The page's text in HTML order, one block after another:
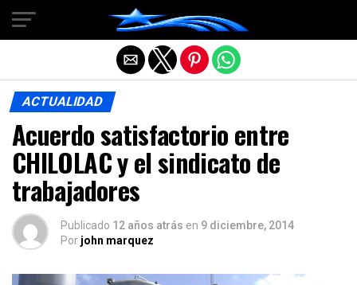
ACTUALIDAD
Acuerdo satisfactorio entre
CHILOLAC y el sindicato de
trabajadores
Publicado 12 años atrás en 9 diciembre, 2014
Por john marquez
Salir de la versión móvil